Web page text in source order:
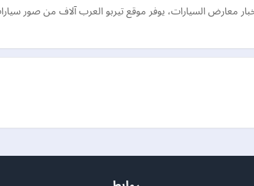
معارض السيارات، يوفر موقع تيربو العرب آلاف من صور